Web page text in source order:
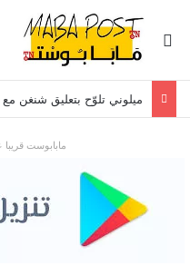
بحث عن
ميلوني تلوّح بتعليق شنغن مع
مابابوست